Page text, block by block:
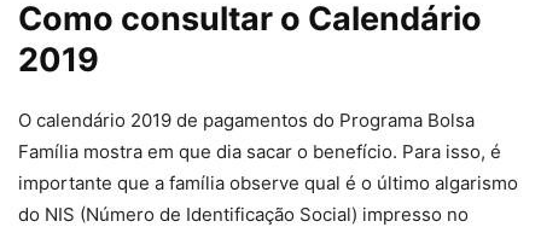
Como consultar o Calendário
2019
O calendário 2019 de pagamentos do Programa Bolsa
Família mostra em que dia sacar o benefício. Para isso, é
importante que a família observe qual é o último algarismo
do NIS (Número de Identificação Social) impresso no